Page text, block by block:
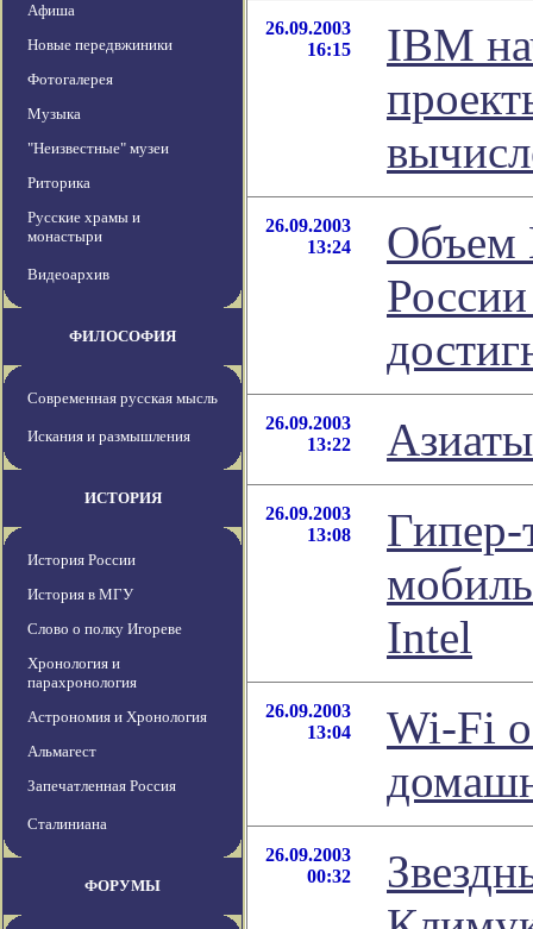
Афиша
Новые передвжиники
Фотогалерея
Музыка
"Неизвестные" музеи
Риторика
Русские храмы и
монастыри
Видеоархив
ФИЛОСОФИЯ
Современная русская мысль
Искания и размышления
ИСТОРИЯ
История России
История в МГУ
Слово о полку Игореве
Хронология и
парахронология
Астрономия и Хронология
Альмагест
Запечатленная Россия
Сталиниана
ФОРУМЫ
26.09.2003
16:15
IBM
26.09.2003
13:24
Объем
26.09.2003
13:22
26.09.2003
13:08
Гипер-
Intel
26.09.2003
13:04
Wi-Fi
26.09.2003
00:32